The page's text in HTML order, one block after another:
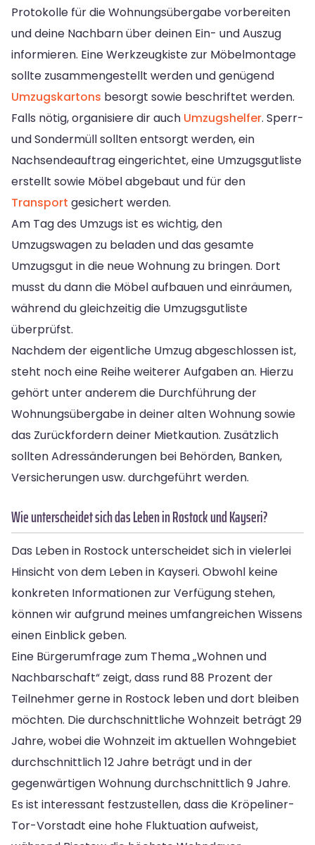
Protokolle für die Wohnungsübergabe vorbereiten
und deine Nachbarn über deinen Ein- und Auszug
informieren. Eine Werkzeugkiste zur Möbelmontage
sollte zusammengestellt werden und genügend
Umzugskartons besorgt sowie beschriftet werden.
Falls nötig, organisiere dir auch Umzugshelfer. Sperr-
und Sondermüll sollten entsorgt werden, ein
Nachsendeauftrag eingerichtet, eine Umzugsgutliste
erstellt sowie Möbel abgebaut und für den
Transport gesichert werden.
Am Tag des Umzugs ist es wichtig, den
Umzugswagen zu beladen und das gesamte
Umzugsgut in die neue Wohnung zu bringen. Dort
musst du dann die Möbel aufbauen und einräumen,
während du gleichzeitig die Umzugsgutliste
überprüfst.
Nachdem der eigentliche Umzug abgeschlossen ist,
steht noch eine Reihe weiterer Aufgaben an. Hierzu
gehört unter anderem die Durchführung der
Wohnungsübergabe in deiner alten Wohnung sowie
das Zurückfordern deiner Mietkaution. Zusätzlich
sollten Adressänderungen bei Behörden, Banken,
Versicherungen usw. durchgeführt werden.
Wie unterscheidet sich das Leben in Rostock und Kayseri?
Das Leben in Rostock unterscheidet sich in vielerlei
Hinsicht von dem Leben in Kayseri. Obwohl keine
konkreten Informationen zur Verfügung stehen,
können wir aufgrund meines umfangreichen Wissens
einen Einblick geben.
Eine Bürgerumfrage zum Thema „Wohnen und
Nachbarschaft“ zeigt, dass rund 88 Prozent der
Teilnehmer gerne in Rostock leben und dort bleiben
möchten. Die durchschnittliche Wohnzeit beträgt 29
Jahre, wobei die Wohnzeit im aktuellen Wohngebiet
durchschnittlich 12 Jahre beträgt und in der
gegenwärtigen Wohnung durchschnittlich 9 Jahre.
Es ist interessant festzustellen, dass die Kröpeliner-
Tor-Vorstadt eine hohe Fluktuation aufweist,